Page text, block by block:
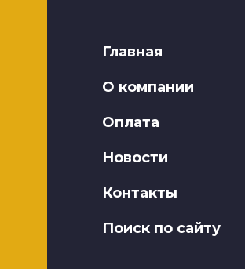
Главная
О компании
Оплата
Новости
Контакты
Поиск по сайту